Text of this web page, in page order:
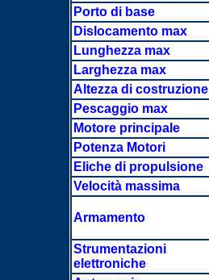
Porto di base
Dislocamento max
Lunghezza max
Larghezzamax
Altezza di costruzione
Pescaggio max
Motore principale
Potenza Motori
Eliche di propulsione
Velocità massima
Armamento
Strumentazioni
elettroniche